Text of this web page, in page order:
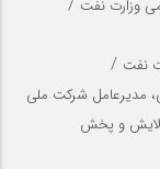
وزارت نفت /
نفت /
مدیرعامل شرکت ملی
و پخش